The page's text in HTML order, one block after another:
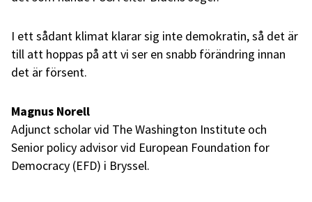
I ett sådant klimat klarar sig inte demokratin, så det är
till att hoppas på att vi ser en snabb förändring innan
det är försent.
Magnus Norell
Adjunct scholar vid The Washington Institute och
Senior policy advisor vid European Foundation for
Democracy (EFD) i Bryssel.